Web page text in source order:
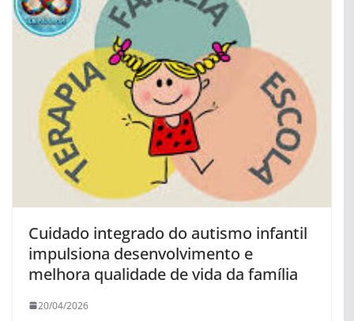
Cuidado integrado do autismo infantil
impulsiona desenvolvimento e
melhora qualidade de vida da família
20/04/2026